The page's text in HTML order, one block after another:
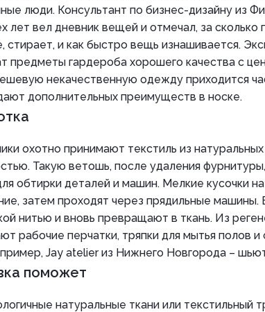
люди. Консультант по бизнес-дизайну из
лет вел дневник вещей и отмечал, за сколько
стирает, и как быстро вещь изнашивается.
предметы гардероба хорошего качества с
некачественную одежду приходится
дополнительных преимуществ в носке.
охотно принимают текстиль из
Такую ветошь, после удаления
обтирки деталей и машин. Мелкие кусочки
затем проходят через прядильные
нитью и вновь превращают в ткань. Из
рабочие перчатки, тряпки для мытья полов
Jay atelier из Нижнего Новгорода –
поможет
натуральные ткани или текстильный